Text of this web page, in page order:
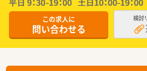
この求人に
問い合わせる
検討